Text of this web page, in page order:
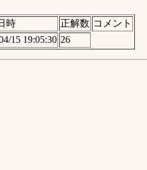
時 正解数 コメント
15 19:05:30 26